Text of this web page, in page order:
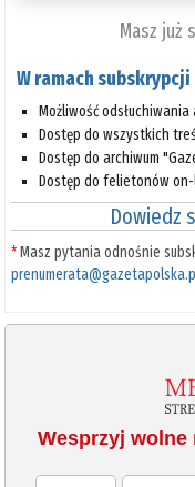
Masz już
W ramach
Możliwość
Dostęp do wszystkich
Dostęp do archiwum
Dostęp do felietonów
Dowiedz
*Masz pytania odnośnie
Wesprzyj wolne